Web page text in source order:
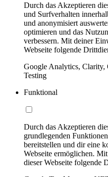
Durch das Akzeptieren
und Surfverhalten
und anonymisiert
optimieren und das
verbessern. Mit deiner
Webseite folgende
Google Analytics, Clarity,
Testing
Funktional
Durch das Akzeptieren
grundlegenden
bereitstellen und dir eine
Webseite ermöglichen.
dieser Webseite folgende